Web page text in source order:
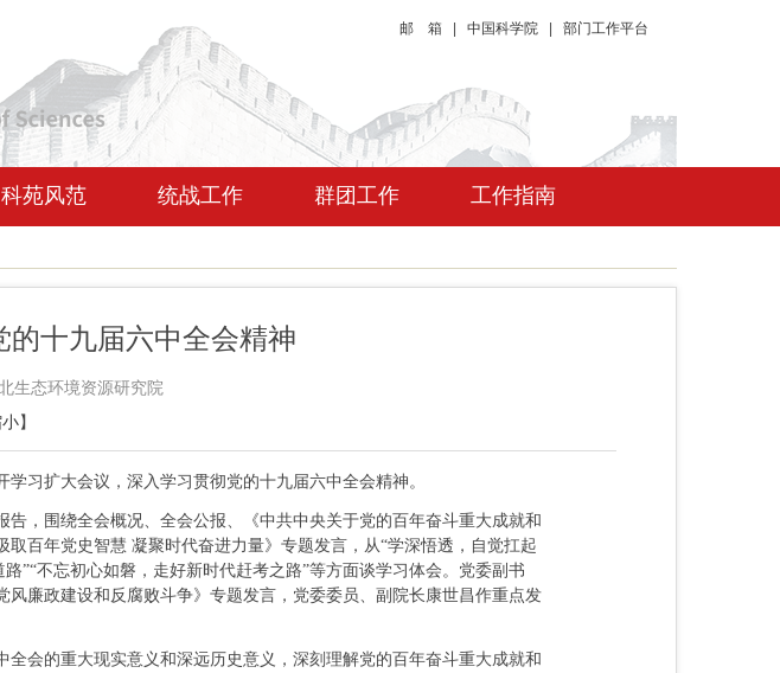
邮 箱 中国科学院 部门工作平台
科苑风范 统战工作 群团工作 工作指南
十九届六中全会精神
生态环境资源研究院
】
习扩大会议，深入学习贯彻党的十九届六中全会精神。
围绕全会概况、全会公报、《中共中央关于党的百年奋斗重大成就和
百年党史智慧 凝聚时代奋进力量》专题发言，从“学深悟透，自觉扛起
”“不忘初心如磐，走好新时代赶考之路”等方面谈学习体会。党委副书
廉政建设和反腐败斗争》专题发言，党委委员、副院长康世昌作重点发
的重大现实意义和深远历史意义，深刻理解党的百年奋斗重大成就和